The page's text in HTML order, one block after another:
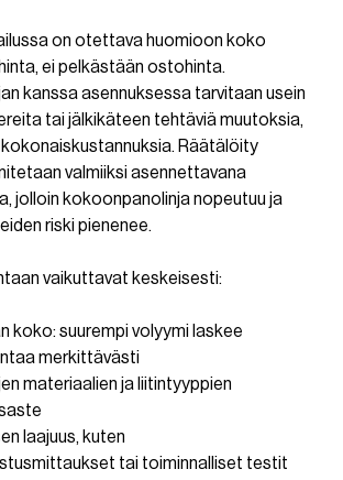
on otettava huomioon koko
ei pelkästään ostohinta.
kanssa asennuksessa tarvitaan usein
tai jälkikäteen tehtäviä muutoksia,
Räätälöity
valmiiksi asennettavana
jolloin kokoonpanolinja nopeutuu ja
riski pienenee.
vaikuttavat keskeisesti:
koko: suurempi volyymi laskee
merkittävästi
materiaalien ja liitintyyppien
laajuus, kuten
tai toiminnalliset testit